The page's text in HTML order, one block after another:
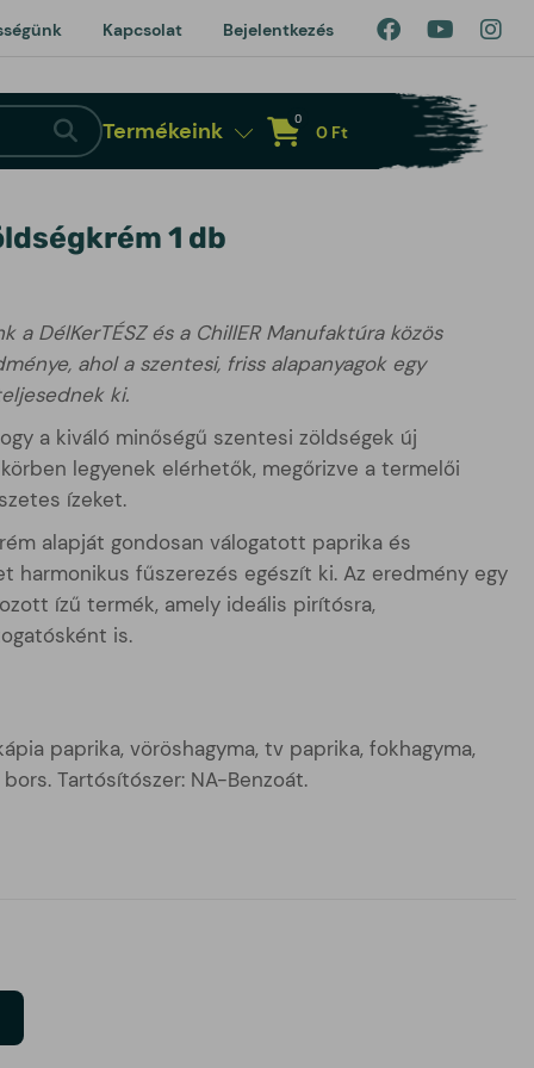
Kapcsolat Bejelentkezés
Termékeink Kosár megnyitása
0
0 Ft
1 db
a DélKerTÉSZ és a ChillER Manufaktúra közös
ahol a szentesi, friss alapanyagok egy
ki.
a kiváló minőségű szentesi zöldségek új
legyenek elérhetők, megőrizve a termelői
ízeket.
alapját gondosan válogatott paprika és
harmonikus fűszerezés egészít ki. Az eredmény egy
ízű termék, amely ideális pirítósra,
is.
paprika, vöröshagyma, tv paprika, fokhagyma,
Tartósítószer: NA-Benzoát.